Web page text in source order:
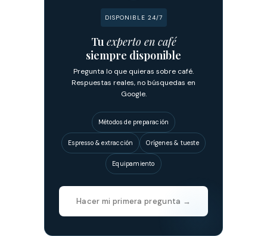
DISPONIBLE 24/7
Tu experto en café
siempre disponible
Pregunta lo que quieras sobre café.
Respuestas reales, no búsquedas en
Google.
Métodos de preparación
Espresso & extracción Orígenes & tueste
Equipamiento
Hacer mi primera pregunta →